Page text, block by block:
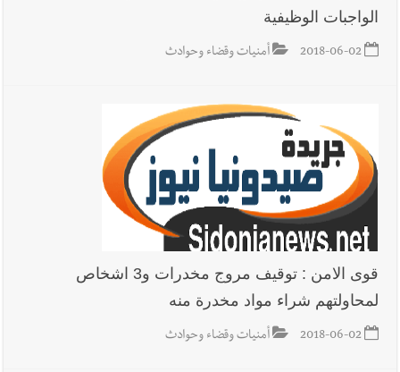
الواجبات الوظيفية
2018-06-02 أمنيات وقضاء وحوادث
قوى الامن : توقيف مروج مخدرات و3 اشخاص
لمحاولتهم شراء مواد مخدرة منه
2018-06-02 أمنيات وقضاء وحوادث